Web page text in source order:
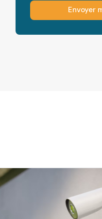
Envoyer